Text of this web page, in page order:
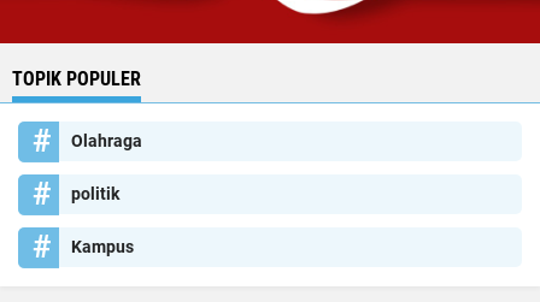
TOPIK POPULER
Olahraga
politik
Kampus